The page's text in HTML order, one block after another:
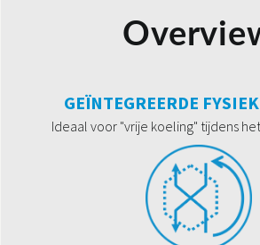
GEÏNTEGREERDE
Ideaal voor "vrije koeling" tijdens